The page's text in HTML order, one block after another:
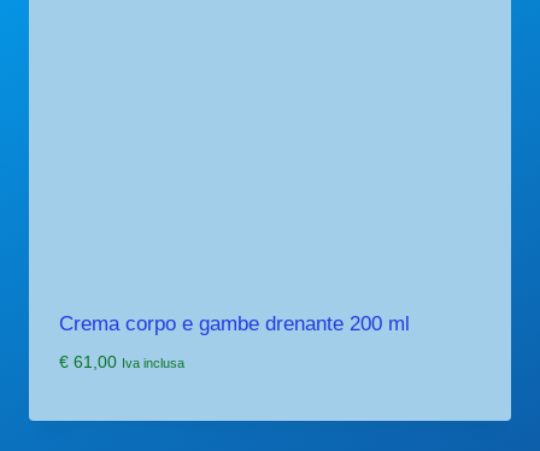
Crema corpo e gambe drenante 200 ml
€61,00 Iva inclusa